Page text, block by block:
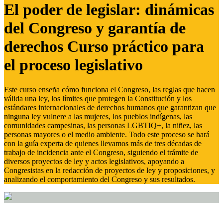
El poder de legislar: dinámicas
del Congreso y garantía de
derechos Curso práctico para
el proceso legislativo
Este curso enseña cómo funciona el Congreso, las reglas que hacen
válida una ley, los límites que protegen la Constitución y los
estándares internacionales de derechos humanos que garantizan que
ninguna ley vulnere a las mujeres, los pueblos indígenas, las
comunidades campesinas, las personas LGBTIQ+, la niñez, las
personas mayores o el medio ambiente. Todo este proceso se hará
con la guía experta de quienes llevamos más de tres décadas de
trabajo de incidencia ante el Congreso, siguiendo el trámite de
diversos proyectos de ley y actos legislativos, apoyando a
Congresistas en la redacción de proyectos de ley y proposiciones, y
analizando el comportamiento del Congreso y sus resultados.